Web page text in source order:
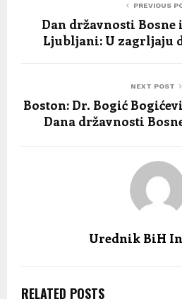
PREVIOUS
Dan državnosti Bosne
Ljubljani: U zagrljaju
NEXT POST
Boston: Dr. Bogić
Dana državnosti
Urednik BiH
RELATED POSTS